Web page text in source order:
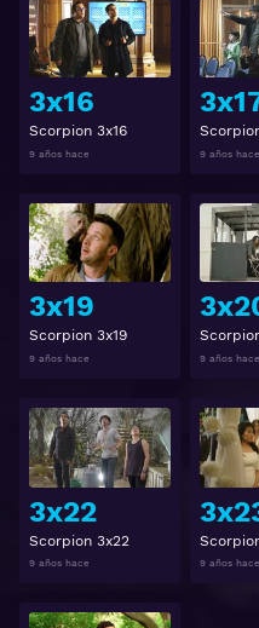
3x16
Scorpion 3x16
9 años hace
Ver
9 años hace
3x19
Scorpion 3x19
9 años hace
Ver
9 años hace
3x22
Scorpion 3x22
9 años hace
Ver
9 años hace